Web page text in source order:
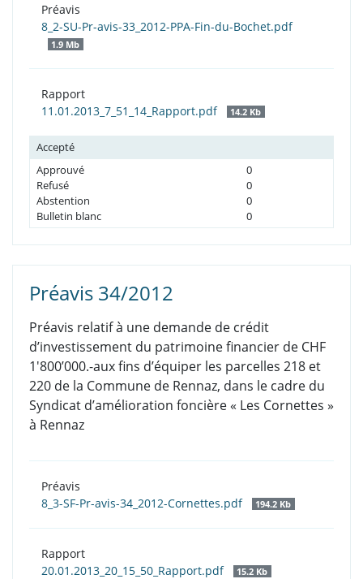
Préavis
8_2-SU-Pr-avis-33_2012-PPA-Fin-du-Bochet.pdf
1.9 Mb
Rapport
11.01.2013_7_51_14_Rapport.pdf
14.2 Kb
Accepté
Approuvé
0
Refusé
0
Abstention
0
Bulletin blanc
0
Préavis 34/2012
Préavis relatif à une demande de crédit
d’investissement du patrimoine financier de CHF
1'800’000.-aux fins d’équiper les parcelles 218 et
220 de la Commune de Rennaz, dans le cadre du
Syndicat d’amélioration foncière « Les Cornettes »
à Rennaz
Préavis
8_3-SF-Pr-avis-34_2012-Cornettes.pdf
194.2 Kb
Rapport
20.01.2013_20_15_50_Rapport.pdf
15.2 Kb